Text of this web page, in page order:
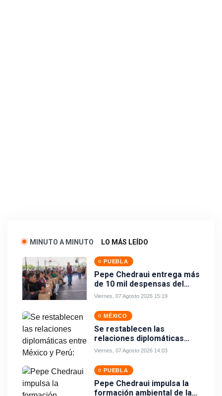
MINUTO A MINUTO LO MÁS LEÍDO
PUEBLA
Pepe Chedraui entrega más
de 10 mil despensas del
programa “Alimentación
Chapulco
Viernes, 07 Agosto 2026 15:19
MÉXICO
Se restablecen las
relaciones diplomáticas
entre México y Perú:
Viernes, 07 Agosto 2026 14:03
PUEBLA
Pepe Chedraui impulsa la
formación ambiental de la